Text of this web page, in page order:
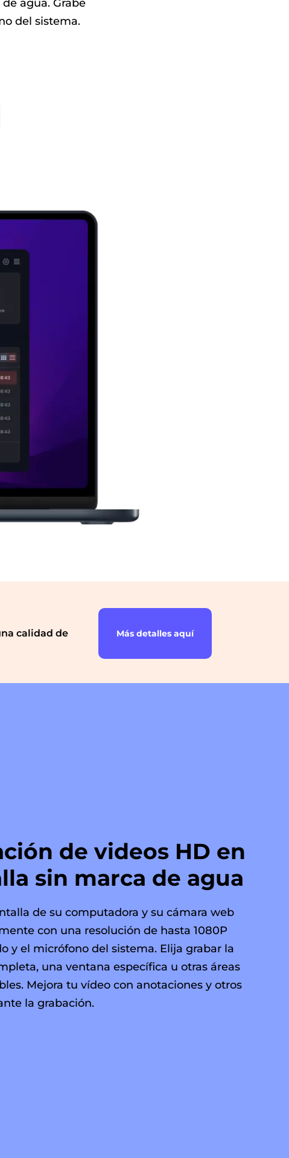
agua. Grabe
del sistema.
calidad de
Más detalles aquí
de videos HD en
sin marca de agua
de su computadora y su cámara web
con una resolución de hasta 1080P
y el micrófono del sistema. Elija grabar la
una ventana específica u otras áreas
Mejora tu vídeo con anotaciones y otros
la grabación.